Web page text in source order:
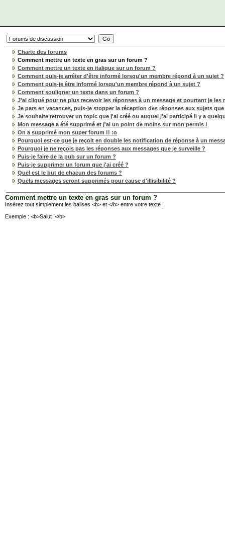
Charte des forums
Comment mettre un texte en gras sur un forum ?
Comment mettre un texte en italique sur un forum ?
Comment puis-je arrêter d'être informé lorsqu'un membre répond à un sujet ?
Comment puis-je être informé lorsqu'un membre répond à un sujet ?
Comment souligner un texte dans un forum ?
J'ai cliqué pour ne plus recevoir les réponses à un message et pourtant je les
Je pars en vacances, puis-je stopper la réception des réponses aux sujets
Je souhaite retrouver un topic que j'ai créé ou auquel j'ai participé il y a
Mon message a été supprimé et j'ai un point de moins sur mon permis !
On a supprimé mon super forum !! :o
Pourquoi est-ce que je reçoit en double les notification de réponse à un
Pourquoi je ne reçois pas les réponses aux messages que je surveille ?
Puis-je faire de la pub sur un forum ?
Puis-je supprimer un forum que j'ai créé ?
Quel est le but de chacun des forums ?
Quels messages seront supprimés pour cause d'illisibilité ?
Comment mettre un texte en gras sur un forum ?
Insérez tout simplement les balises <b> et </b> entre votre texte !
Exemple : <b>Salut !</b>